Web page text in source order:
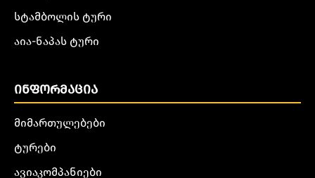
სტამბოლის ტური
აია-ნაპას ტური
ᲘᲜᲤᲝᲠᲛᲐᲪᲘᲐ
მიმართულებები
ტურები
ავიაკომპანიები